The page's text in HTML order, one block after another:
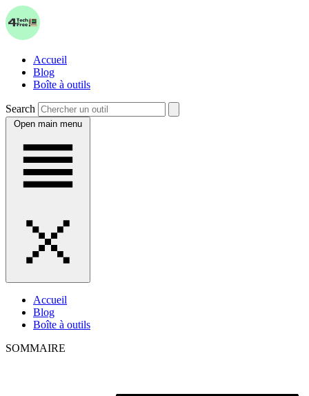
Accueil
Blog
Boîte à outils
Search
Open main menu
Accueil
Blog
Boîte à outils
SOMMAIRE